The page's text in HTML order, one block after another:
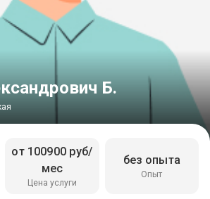
Б.
Цена услуги
от 100900 руб/
мес
Опыт
без опыта